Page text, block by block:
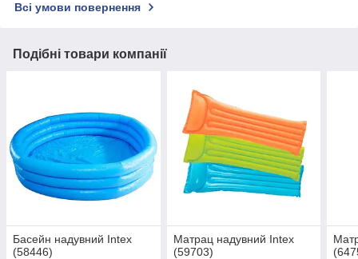
Всі умови повернення
Подібні товари компанії
Басейн надувний Intex
(58446)
Матрац надувний Intex
(59703)